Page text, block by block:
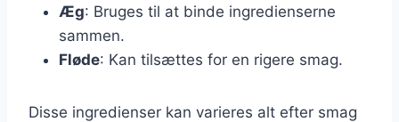
Æg: Bruges til at binde ingredienserne
sammen.
Fløde: Kan tilsættes for en rigere smag.
Disse ingredienser kan varieres alt efter smag